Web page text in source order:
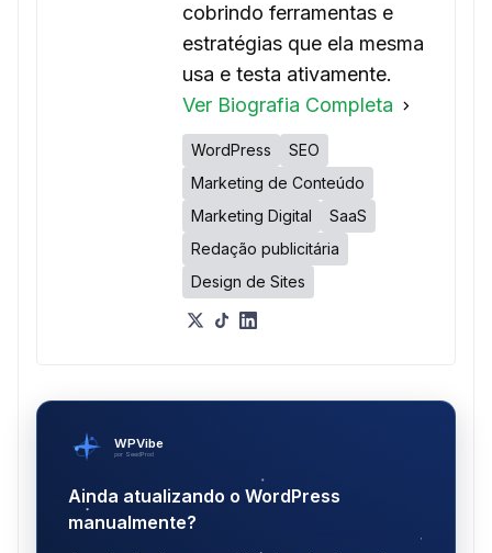
cobrindo ferramentas e
estratégias que ela mesma
usa e testa ativamente.
Ver Biografia Completa
WordPress
SEO
Marketing de Conteúdo
Marketing Digital
SaaS
Redação publicitária
Design de Sites
WPVibe
por SeedProd
Ainda atualizando o WordPress
manualmente?